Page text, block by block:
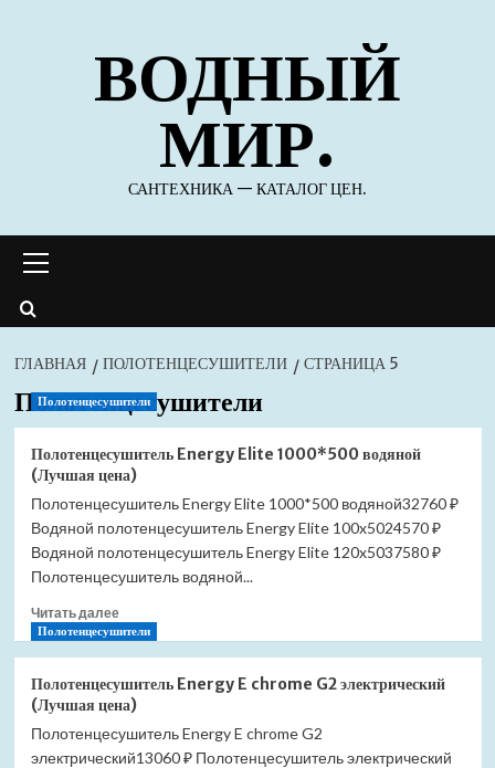
содержимомуВОДНЫЙ
МИР.
САНТЕХНИКА — КАТАЛОГ ЦЕН.
меню
ГЛАВНАЯ ПОЛОТЕНЦЕСУШИТЕЛИ СТРАНИЦА 5
Полотенцесушители
Полотенцесушители
Полотенцесушитель Energy Elite 1000*500 водяной
(Лучшая цена)
Полотенцесушитель Energy Elite 1000*500 водяной32760 ₽
Водяной полотенцесушитель Energy Elite 100x5024570 ₽
Водяной полотенцесушитель Energy Elite 120x5037580 ₽
Полотенцесушитель водяной...
Читать далееПрочитать
больше
Energy
Elite
1000*500
водяной
Полотенцесушители
Полотенцесушитель Energy E chrome G2 электрический
(Лучшая цена)
Полотенцесушитель Energy E chrome G2
электрический13060 ₽ Полотенцесушитель электрический